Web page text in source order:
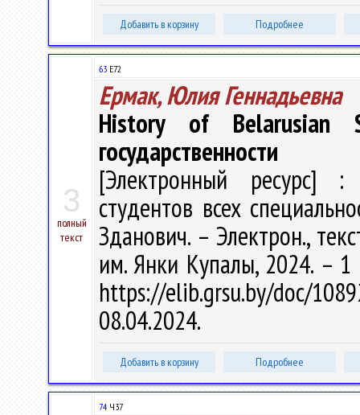
Добавить в корзину Подробнее
3
полный
текст
63 Е72
Ермак, Юлия Геннадьевна
History of Belarusian
государственности
[Электронный ресурс] :
студентов всех
Зданович. – Электрон.,
им. Янки Купалы, 2024. – 1
https://elib.grsu.by/doc/
08.04.2024.
Добавить в корзину Подробнее
74 Ч37